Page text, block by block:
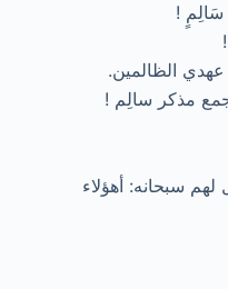
سَالِمٍ !
عهدي الظالمين.
جمع مذكر سالِم !
لهم سبحانه: أهؤلاء